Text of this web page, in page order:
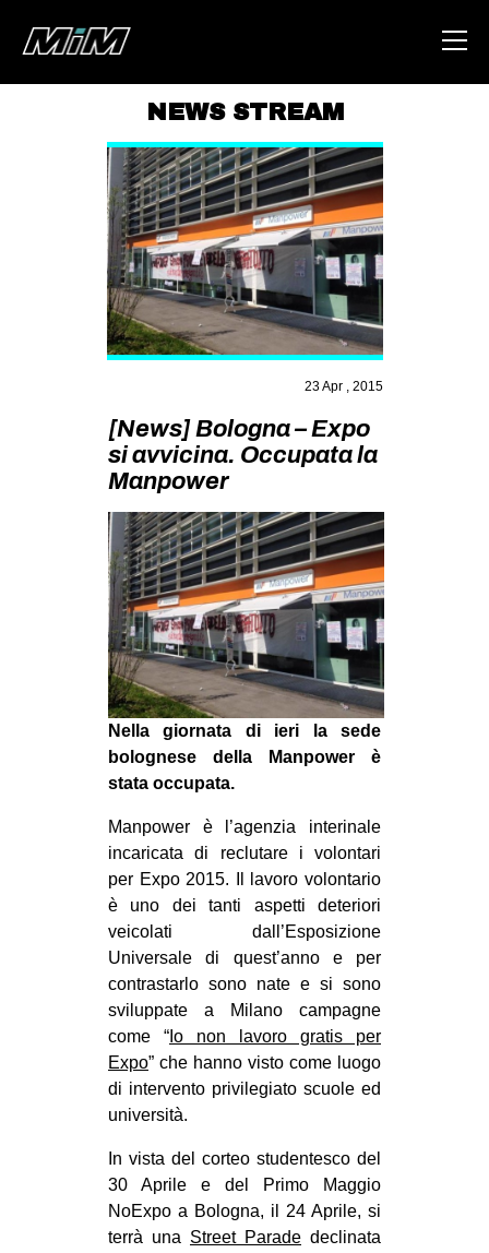
ABOUT
AREA
DEGENERAZIONE
GAZA FREESTYLE
CSOA LAMBRETTA
STUDENTI TSUNAMI
ZAM
MOBILITAZIONI
SPAZI
SPORT POPOLARE
MOVIMENTI
AMBIENTE
ANTIFASCISMO
DIRITTO ALL’ABITARE
MIGRAZIONI
PRECARIATO
REPRESSIONE
STUDENTI
CULTURE
ARTE
CINEMA
RECENSIONI
INTERNAZIONALE
NEWS STREAM
23 Apr , 2015
[News] Bologna – Expo
si avvicina. Occupata la
Manpower
Nella giornata di ieri la sede
bolognese della Manpower è
stata occupata.
Manpower è l’agenzia interinale
incaricata di reclutare i volontari
per Expo 2015. Il
lavoro volontario
è uno dei tanti aspetti deteriori
veicolati dall’Esposizione
Universale di quest’anno e per
contrastarlo sono nate e si sono
sviluppate a Milano campagne
come “ Io non lavoro gratis per
Expo” che hanno visto come luogo
di intervento privilegiato scuole ed
università.
In vista del corteo studentesco del
30 Aprile e del Primo Maggio
NoExpo a Bologna, il 24 Aprile, si
terrà una Street Parade declinata